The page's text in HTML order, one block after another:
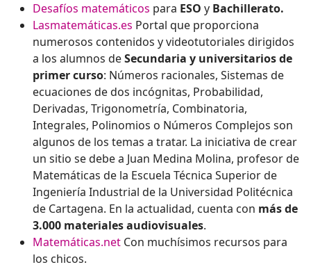
Desafíos matemáticos para ESO y Bachillerato.
Lasmatemáticas.es Portal que proporciona
numerosos contenidos y videotutoriales dirigidos
a los alumnos deSecundaria y universitarios de
primer curso: Números racionales, Sistemas de
ecuaciones de dos incógnitas, Probabilidad,
Derivadas, Trigonometría, Combinatoria,
Integrales, Polinomios o Números Complejos son
algunos de los temas a tratar. La iniciativa de crear
un sitio se debe a Juan Medina Molina, profesor de
Matemáticas de la Escuela Técnica Superior de
Ingeniería Industrial de la Universidad Politécnica
de Cartagena. En la actualidad, cuenta con más de
3.000 materiales audiovisuales.
Matemáticas.net Con muchísimos recursos para
los chicos.